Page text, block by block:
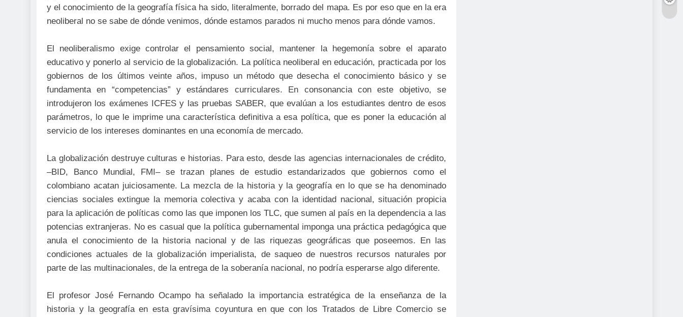
y el conocimiento de la geografía física ha sido, literalmente, borrado del mapa. Es por eso que en la era
neoliberal no se sabe de dónde venimos, dónde estamos parados ni mucho menos para dónde vamos.
El neoliberalismo exige controlar el pensamiento social, mantener la hegemonía sobre el aparato
educativo y ponerlo al servicio de la globalización. La política neoliberal en educación, practicada por los
gobiernos de los últimos veinte años, impuso un método que desecha el conocimiento básico y se
fundamenta en “competencias” y estándares curriculares. En consonancia con este objetivo, se
introdujeron los exámenes ICFES y las pruebas SABER, que evalúan a los estudiantes dentro de esos
parámetros, lo que le imprime una característica definitiva a esa política, que es poner la educación al
servicio de los intereses dominantes en una economía de mercado.
La globalización destruye culturas e historias. Para esto, desde las agencias internacionales de crédito,
–BID, Banco Mundial, FMI– se trazan planes de estudio estandarizados que gobiernos como el
colombiano acatan juiciosamente. La mezcla de la historia y la geografía en lo que se ha denominado
ciencias sociales extingue la memoria colectiva y acaba con la identidad nacional, situación propicia
para la aplicación de políticas como las que imponen los TLC, que sumen al país en la dependencia a las
potencias extranjeras. No es casual que la política gubernamental imponga una práctica pedagógica que
anula el conocimiento de la historia nacional y de las riquezas geográficas que poseemos. En las
condiciones actuales de la globalización imperialista, de saqueo de nuestros recursos naturales por
parte de las multinacionales, de la entrega de la soberanía nacional, no podría esperarse algo diferente.
El profesor José Fernando Ocampo ha señalado la importancia estratégica de la enseñanza de la
historia y la geografía en esta gravísima coyuntura en que con los Tratados de Libre Comercio se